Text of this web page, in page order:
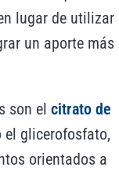
lugar de utilizar
un aporte más
son el citrato de
el glicerofosfato,
orientados a